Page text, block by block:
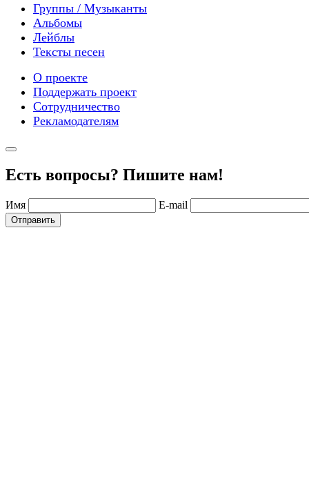
Группы / Музыканты
Альбомы
Лейблы
Тексты песен
О проекте
Поддержать проект
Сотрудничество
Рекламодателям
Есть вопросы? Пишите нам!
Имя E-mail